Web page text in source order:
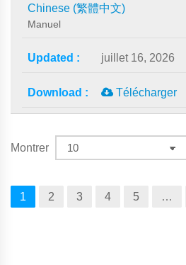
Chinese (繁體中文)
Manuel
juillet 16, 2026
Télécharger
Montrer
1 2 3 4 5 …